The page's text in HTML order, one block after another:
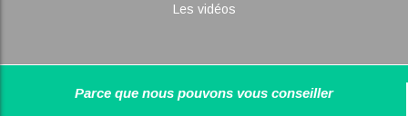
Les vidéos
Parce que nous pouvons vous conseiller